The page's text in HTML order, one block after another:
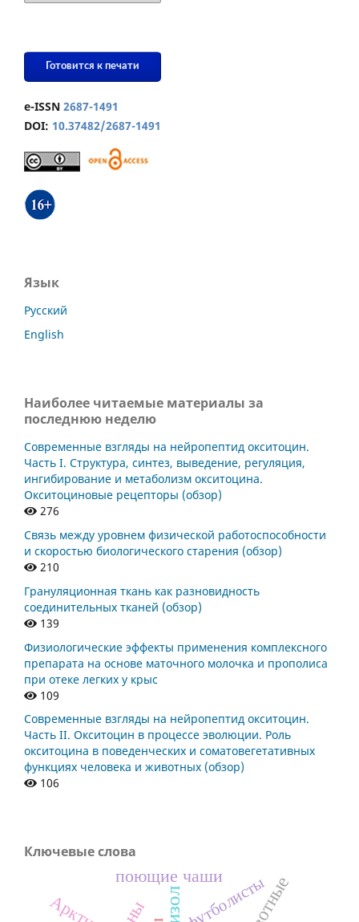
Готовится к печати
e-ISSN 2687-1491
DOI: 10.37482/2687-1491
Язык
Русский
English
Наиболее читаемые материалы за
последнюю неделю
Современные взгляды на нейропептид окситоцин.
Часть I. Структура, синтез, выведение, регуляция,
ингибирование и метаболизм окситоцина.
Окситоциновые рецепторы (обзор)
276
Связь между уровнем физической работоспособности
и скоростью биологического старения (обзор)
210
Грануляционная ткань как разновидность
соединительных тканей (обзор)
139
Физиологические эффекты применения комплексного
препарата на основе маточного молочка и прополиса
при отеке легких у крыс
109
Современные взгляды на нейропептид окситоцин.
Часть II. Окситоцин в процессе эволюции. Роль
окситоцина в поведенческих и соматовегетативных
функциях человека и животных (обзор)
106
Ключевые слова
поющие чашифутболисты